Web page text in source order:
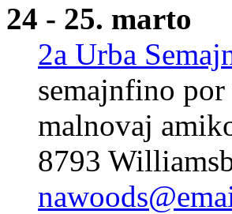
24 - 25. marto
2a Urba
semajnfino
malnovaj
8793